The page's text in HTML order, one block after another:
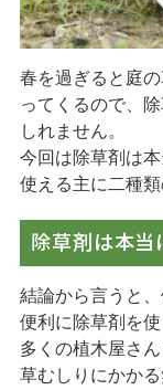
園芸Q＆A
プライバシーポリ
月～金曜日
【営業エリア】
神奈川県・東京都
区 / 台東区 / 墨田
谷区 / 渋谷区 / 中
春を過ぎると庭
ってくるので、
しれません。
今回は除草剤は
使える主に二種類
除草剤は本当
結論から言うと
便利に除草剤を使
多くの植木屋さ
草むしりにかか